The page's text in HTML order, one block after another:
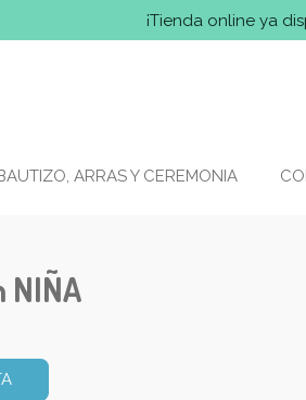
¡Tienda online ya
ARRAS Y CEREMONIA
NIÑA